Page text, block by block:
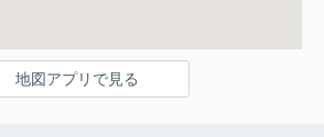
地図アプリで見る